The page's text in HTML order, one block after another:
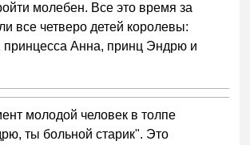
молебен. Все это время за
все четверо детей королевы:
принцесса Анна, принц Эндрю и
молодой человек в толпе
ты больной старик". Это